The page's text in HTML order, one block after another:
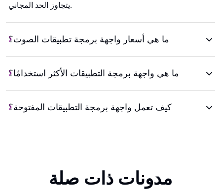
يتجاوز الحد المجاني.
ما هي أسعار واجهة برمجة تطبيقات الصوت؟
ما هي واجهة برمجة التطبيقات الأكثر استخدامًا؟
كيف تعمل واجهة برمجة التطبيقات المفتوحة؟
مدونات ذات صلة